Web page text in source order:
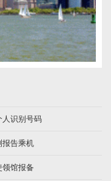
人识别号码
报告乘机
馆报备